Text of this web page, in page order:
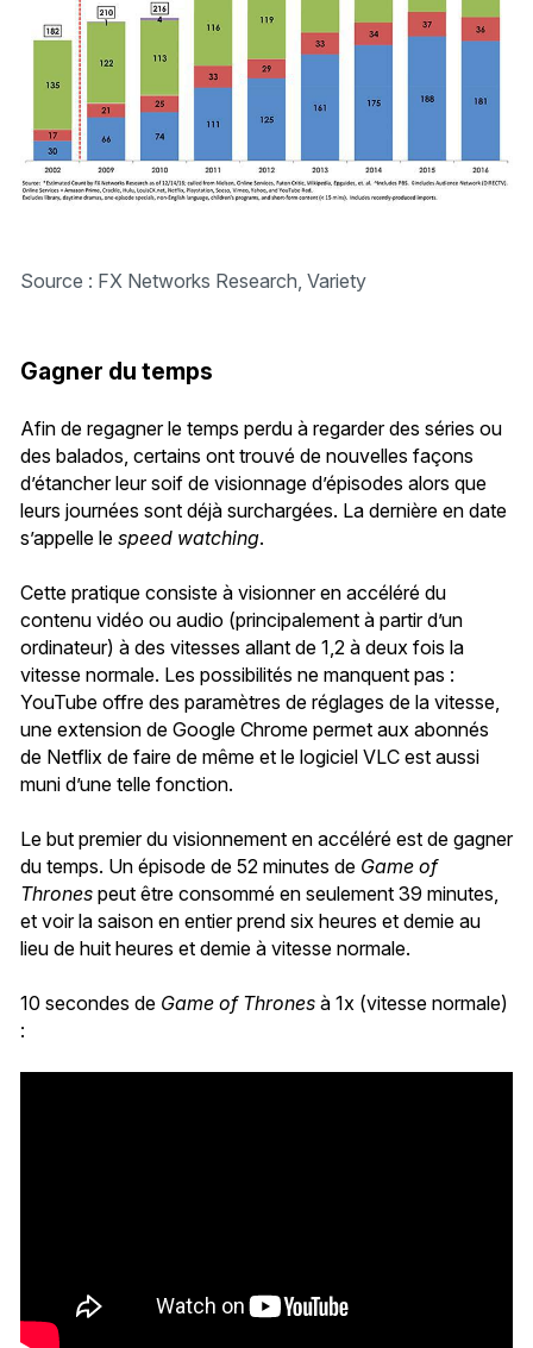
Source : FX Networks Research, Variety
Gagner du temps
Afin de regagner le temps perdu à regarder des séries ou
des balados, certains ont trouvé de nouvelles façons
d’étancher leur soif de visionnage d’épisodes alors que
leurs journées sont déjà surchargées. La dernière en date
s’appelle le speed watching.
Cette pratique consiste à visionner en accéléré du
contenu vidéo ou audio (principalement à partir d’un
ordinateur) à des vitesses allant de 1,2 à deux fois la
vitesse normale. Les possibilités ne manquent pas :
YouTube offre des paramètres de réglages de la vitesse,
une extension de Google Chrome permet aux abonnés
de Netflix de faire de même et le logiciel VLC est aussi
muni d’une telle fonction.
Le but premier du visionnement en accéléré est de gagner
du temps. Un épisode de 52 minutes de Game of
Thrones peut être consommé en seulement 39 minutes,
et voir la saison en entier prend six heures et demie au
lieu de huit heures et demie à vitesse normale.
10 secondes de Game of Thrones à 1x (vitesse normale)
: